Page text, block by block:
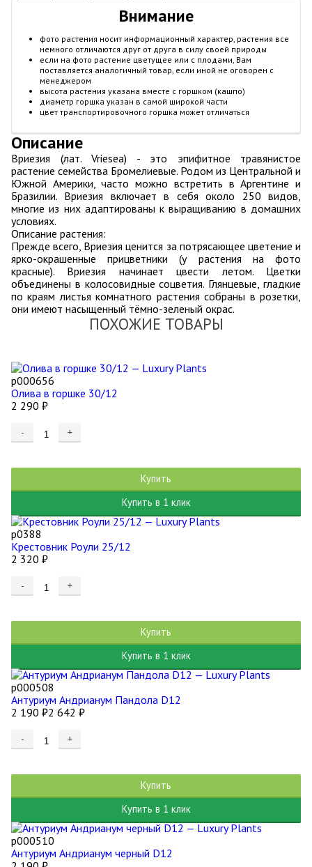
Внимание
фото растения носит информационный характер, растения все
немного отличаются друг от друга в силу своей природы
если на фото растение цветущее или с плодами, Вам
поставляется аналогичный товар, если иной не оговорен с
менеджером
высота растения указана вместе с горшком (кашпо)
диаметр горшка указан в самой широкой части
цвет транспортировочного горшка может отличаться
Описание
Вриезия (лат. Vriesea) - это эпифитное травянистое
растение семейства Бромелиевые. Родом из Центральной и
Южной Америки, часто можно встретить в Аргентине и
Бразилии. Вриезия включает в себя около 250 видов,
многие из них адаптированы к выращиванию в домашних
условиях.
Описание растения:
Прежде всего, Вриезия ценится за потрясающее цветение и
ярко-окрашенные прицветники (у растения на фото
красные). Вриезия начинает цвести летом. Цветки
объединены в колосовидные соцветия. Глянцевые, гладкие
по краям листья комнатного растения собраны в розетки,
они имеют насыщенный тёмно-зеленый окрас.
ПОХОЖИЕ ТОВАРЫ
р000656
Олива в горшке 30/12
2 290 ₽
- +
Купить
Купить в 1 клик
р0388
Крестовник Роули 25/12
2 320 ₽
- +
Купить
Купить в 1 клик
р000508
Антуриум Андрианум Пандола D12
2 190 ₽2 642 ₽
- +
Купить
Купить в 1 клик
р000510
Антуриум Андрианум черный D12